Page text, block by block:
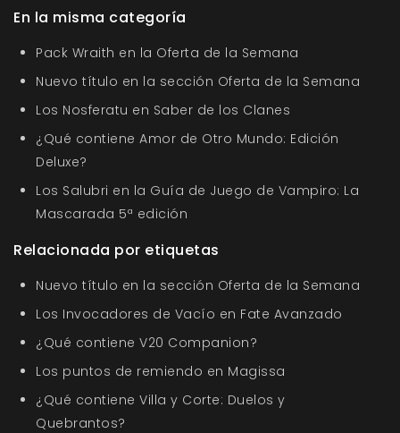
En la misma categoría
Pack Wraith en la Oferta de la Semana
Nuevo título en la sección Oferta de la Semana
Los Nosferatu en Saber de los Clanes
¿Qué contiene Amor de Otro Mundo: Edición
Deluxe?
Los Salubri en la Guía de Juego de Vampiro: La
Mascarada 5ª edición
Relacionada por etiquetas
Nuevo título en la sección Oferta de la Semana
Los Invocadores de Vacío en Fate Avanzado
¿Qué contiene V20 Companion?
Los puntos de remiendo en Magissa
¿Qué contiene Villa y Corte: Duelos y
Quebrantos?